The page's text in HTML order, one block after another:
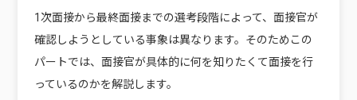
1次面接から最終面接までの選考段階によって、面接官が
確認しようとしている事象は異なります。そのためこの
パートでは、面接官が具体的に何を知りたくて面接を行
っているのかを解説します。